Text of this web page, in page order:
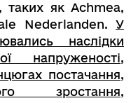
таких як Achmea,
Nederlanden. У
наслідки
напруженості,
постачання,
зростання,